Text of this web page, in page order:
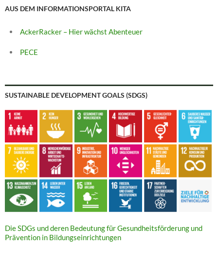
AUS DEM INFORMATIONSPORTAL KITA
AckerRacker – Hier wächst Abenteuer
PECE
SUSTAINABLE DEVELOPMENT GOALS (SDGS)
Die SDGs und deren Bedeutung für Gesundheitsförderung und
Prävention in Bildungseinrichtungen